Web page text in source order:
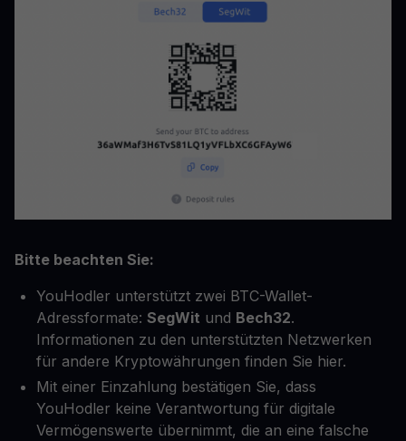
Bitte beachten Sie:
YouHodler unterstützt zwei BTC-Wallet-
Adressformate: SegWit und Bech32.
Informationen zu den unterstützten Netzwerken
für andere Kryptowährungen finden Sie hier.
Mit einer Einzahlung bestätigen Sie, dass
YouHodler keine Verantwortung für digitale
Vermögenswerte übernimmt, die an eine falsche